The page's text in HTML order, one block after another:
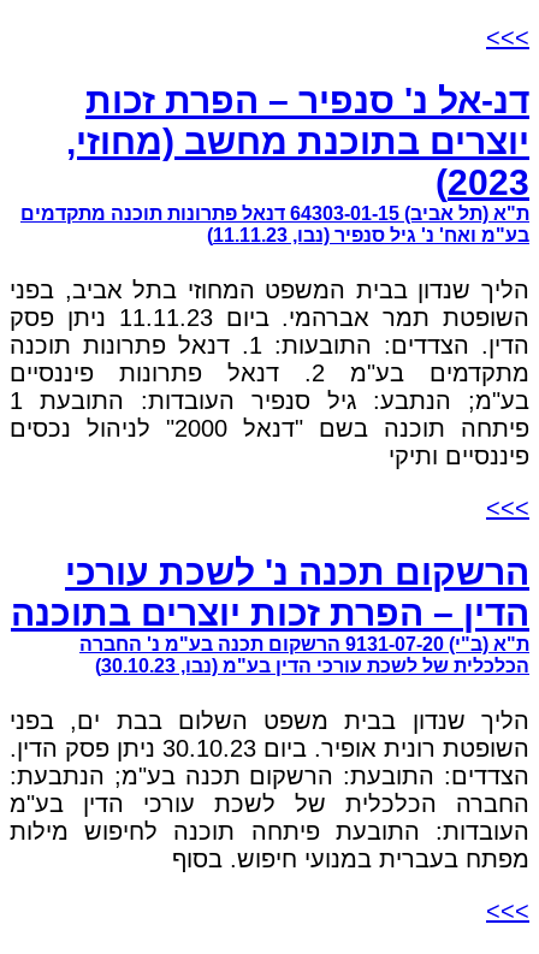
>>>
דנ-אל נ' סנפיר – הפרת זכות
יוצרים בתוכנת מחשב (מחוזי,
2023)
ת"א (תל אביב) 64303-01-15 דנאל פתרונות תוכנה מתקדמים
בע"מ ואח' נ' גיל סנפיר (נבו, 11.11.23)
הליך שנדון בבית המשפט המחוזי בתל אביב, בפני
השופטת תמר אברהמי. ביום 11.11.23 ניתן פסק
הדין. הצדדים: התובעות: 1. דנאל פתרונות תוכנה
מתקדמים בע"מ 2. דנאל פתרונות פיננסיים
בע"מ; הנתבע: גיל סנפיר העובדות: התובעת 1
פיתחה תוכנה בשם "דנאל 2000" לניהול נכסים
פיננסיים ותיקי
>>>
הרשקום תכנה נ' לשכת עורכי
הדין – הפרת זכות יוצרים בתוכנה
ת"א (ב"י) 9131-07-20 הרשקום תכנה בע"מ נ' החברה
הכלכלית של לשכת עורכי הדין בע"מ (נבו, 30.10.23)
הליך שנדון בבית משפט השלום בבת ים, בפני
השופטת רונית אופיר. ביום 30.10.23 ניתן פסק הדין.
הצדדים: התובעת: הרשקום תכנה בע"מ; הנתבעת:
החברה הכלכלית של לשכת עורכי הדין בע"מ
העובדות: התובעת פיתחה תוכנה לחיפוש מילות
מפתח בעברית במנועי חיפוש. בסוף
>>>